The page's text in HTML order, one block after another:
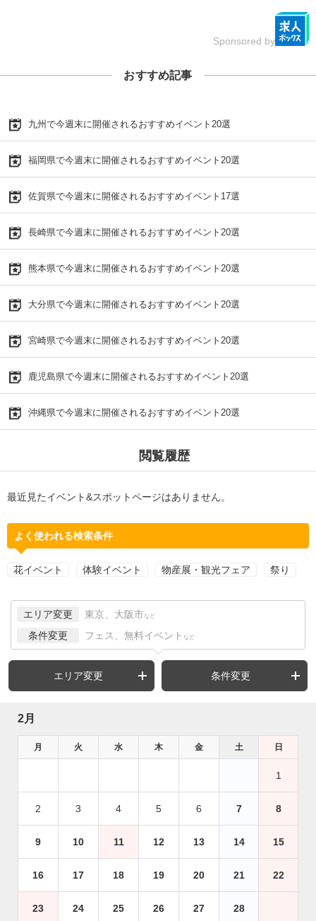
Sponsored by
おすすめ記事
九州で今週末に開催されるおすすめイベント20選
福岡県で今週末に開催されるおすすめイベント20選
佐賀県で今週末に開催されるおすすめイベント17選
長崎県で今週末に開催されるおすすめイベント20選
熊本県で今週末に開催されるおすすめイベント20選
大分県で今週末に開催されるおすすめイベント20選
宮崎県で今週末に開催されるおすすめイベント20選
鹿児島県で今週末に開催されるおすすめイベント20選
沖縄県で今週末に開催されるおすすめイベント20選
閲覧履歴
最近見たイベント&スポットページはありません。
よく使われる検索条件
花イベント 体験イベント 物産展・観光フェア 祭り
エリア変更 東京、大阪市 など
条件変更 フェス、無料イベント など
エリア変更 条件変更
2月
月 火 水 木 金 土 日
1
2 3 4 5 6 7 8
9 10 11 12 13 14 15
16 17 18 19 20 21 22
23 24 25 26 27 28